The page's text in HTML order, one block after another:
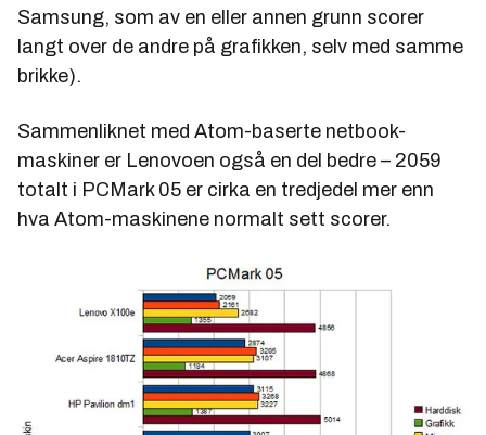
Samsung, som av en eller annen grunn scorer
langt over de andre på grafikken, selv med samme
brikke).
Sammenliknet med Atom-baserte netbook-
maskiner er Lenovoen også en del bedre – 2059
totalt i PCMark 05 er cirka en tredjedel mer enn
hva Atom-maskinene normalt sett scorer.